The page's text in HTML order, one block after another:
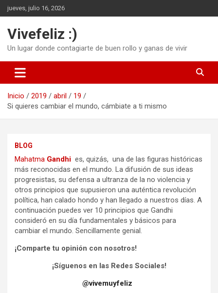
Saltar
al
jueves, julio 16, 2026
Vivefeliz :)
Un lugar donde contagiarte de buen rollo y ganas de vivir
Inicio 2019 abril
19
Si quieres cambiar el mundo, cámbiate a ti mismo
BLOG
Mahatma Gandhi es, quizás, una de las figuras históricas
más reconocidas en el mundo. La difusión de sus ideas
progresistas, su defensa a ultranza de la no violencia y
otros principios que supusieron una auténtica revolución
política, han calado hondo y han llegado a nuestros días. A
continuación puedes ver 10 principios que Gandhi
consideró en su día fundamentales y básicos para
cambiar el mundo. Sencillamente genial.
¡Comparte tu opinión con nosotros!
¡Síguenos en las Redes Sociales!
@vivemuyfeliz